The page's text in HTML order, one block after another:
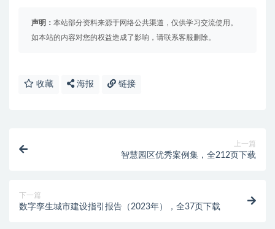
声明： 本站部分资料来源于网络公共渠道，仅供学习交流使用。
如本站的内容对您的权益造成了影响，请联系客服删除。
收藏 海报 链接
上一篇
智慧园区优秀案例集，全212页下载
下一篇
数字孪生城市建设指引报告（2023年），全37页下载